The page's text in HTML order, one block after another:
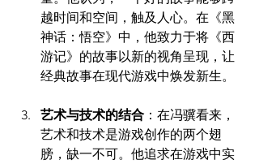
越时间和空间，触及人心。在《黑
神话：悟空》中，他致力于将《西
游记》的故事以新的视角呈现，让
经典故事在现代游戏中焕发新生。
艺术与技术的结合 ：在冯骥看来，
艺术和技术是游戏创作的两个翅
膀，缺一不可。他追求在游戏中实